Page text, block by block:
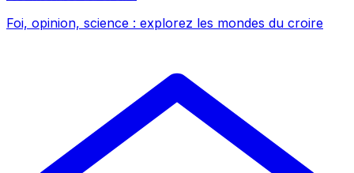
Foi, opinion, science : explorez les mondes du croire